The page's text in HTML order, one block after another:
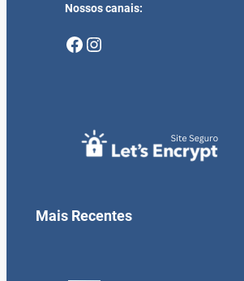
Nossos canais:
Facebook Instagram
Mais Recentes